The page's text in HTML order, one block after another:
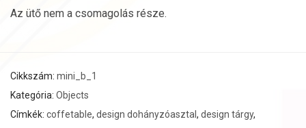
Az ütő nem a csomagolás része.
Cikkszám: mini_b_1
Kategória: Objects
Címkék: coffetable, design dohányzóasztal, design tárgy,